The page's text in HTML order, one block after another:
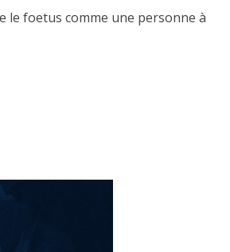
le foetus comme une personne à